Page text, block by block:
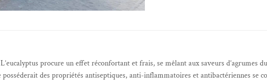
procure un effet réconfortant et frais, se mêlant aux saveurs d’agrumes
posséderait des propriétés antiseptiques, anti-inflammatoires et antibactériennes se